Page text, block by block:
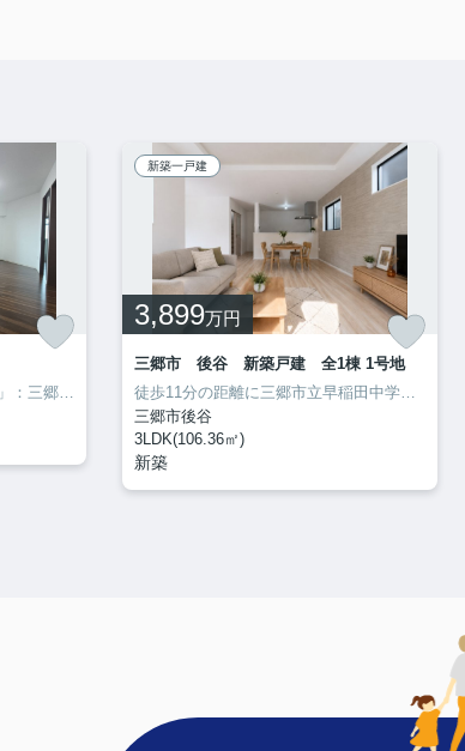
「ザ・ライオンズ三郷中央A棟」：三郷市エリアの新居にピッタリ。魅力が満載の素敵な3LDK物件の情報をご用意しています。専有面積が77.13平米以上ある物件でゆったりと生活したい方にいかがでしょうか。信頼と実績を誇るクルーハウジングに住まい探しをお任せ下さい。三郷市でお探しなら、こだわりやご要望などご連絡お待ちしております。
新築一戸建
3,899万円
三郷市 後谷 新築戸建 全1棟 1号地
徒歩11分の距離に三郷市立早稲田中学校があるのも魅力。南向きの物件です。立地が良いので眺めも素晴らしいです。これからの新生活での暮らしを一新するために、新築戸建てはいかがでしょうか。三郷市にある不動産が気になる方は、ぜひ当社までお問い合わせください。地域情報などと併せて、不動産の詳細情報をご紹介致します。
三郷市後谷
3LDK(106.36㎡)
新築